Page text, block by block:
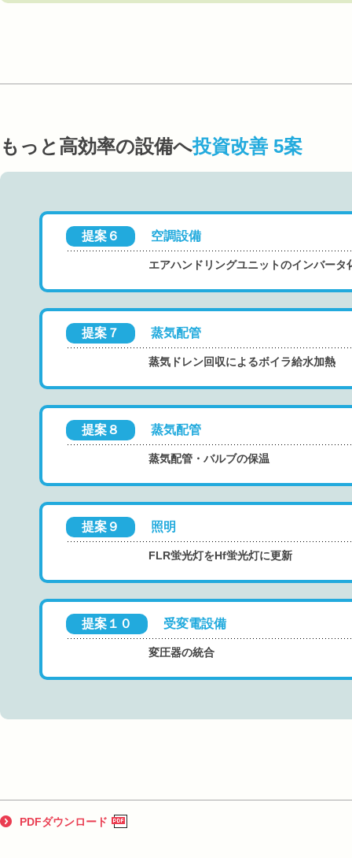
もっと高効率の設備へ投資改善 5案
提案６ 空調設備
エアハンドリングユニットのインバータ
提案７ 蒸気配管
蒸気ドレン回収によるボイラ給水加熱
提案８ 蒸気配管
蒸気配管・バルブの保温
提案９ 照明
FLR蛍光灯をHf蛍光灯に更新
提案１０ 受変電設備
変圧器の統合
PDFダウンロード